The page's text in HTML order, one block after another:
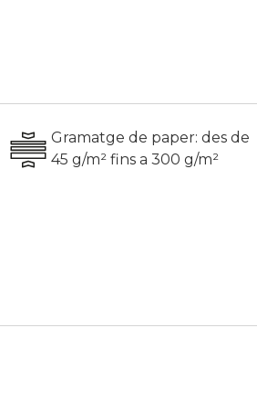
Gramatge de paper: des de
45 g/m² fins a 300 g/m²